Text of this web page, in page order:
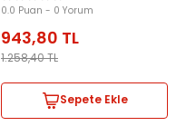
0.0 Puan - 0 Yorum
943,80 TL
1.258,40TL
Sepete Ekle